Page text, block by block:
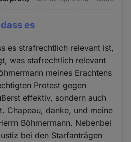
es
es strafrechtlich relevant ist,
was stafrechtlich relevant
meines Erachtens
Protest gegen
effektiv, sondern auch
Chapeau, danke, und meine
Böhmermann. Nebenbei
bei den Starfanträgen